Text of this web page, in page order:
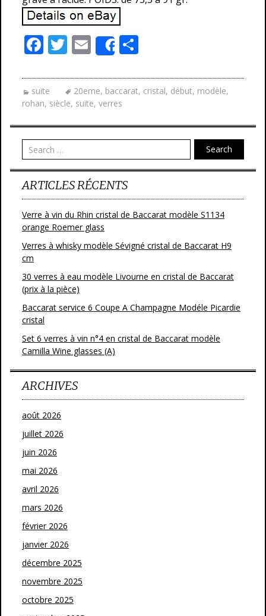
F
e
b
o
o
k
T
itt
er
E
m
ai
l
Share
ta
g
er
suite 20eme, baccarat, cristal, début, modèle,
rohan, siècle, suite, verres
Search
ARTICLES RÉCENTS
Verre à vin du Rhin cristal de Baccarat modèle S1134
orange Roemer glass
Verres à whisky modèle Sévigné cristal de Baccarat H9
cm
30 verres à eau modèle Livourne en cristal de Baccarat
(prix à la pièce)
Baccarat service 6 Coupe A Champagne Modéle Picardie
cristal
Set 6 verres à vin n°4 en cristal de Baccarat modèle
Camilla Wine glasses (A)
ARCHIVES
août 2026
juillet 2026
juin 2026
mai 2026
avril 2026
mars 2026
février 2026
janvier 2026
décembre 2025
novembre 2025
octobre 2025